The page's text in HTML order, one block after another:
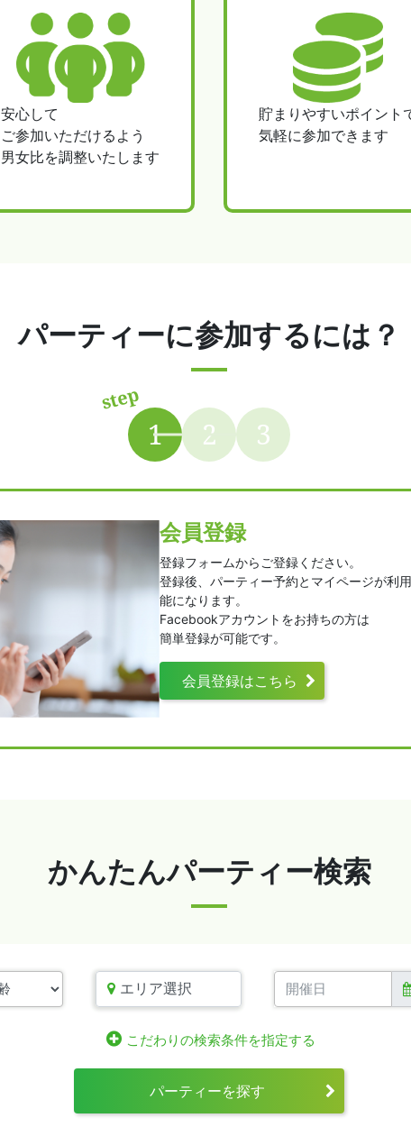
安心して
ご参加いただけるよう
男女比を調整いたします
貯まりやすいポイント
気軽に参加できます
パーティーに参加するには？
会員登録
登録フォームからご登録ください。
登録後、パーティー予約とマイページが利
能になります。
Facebookアカウントをお持ちの方は
簡単登録が可能です。
会員登録はこちら
かんたんパーティー検索
エリア選択
こだわりの検索条件を指定する
パーティーを探す